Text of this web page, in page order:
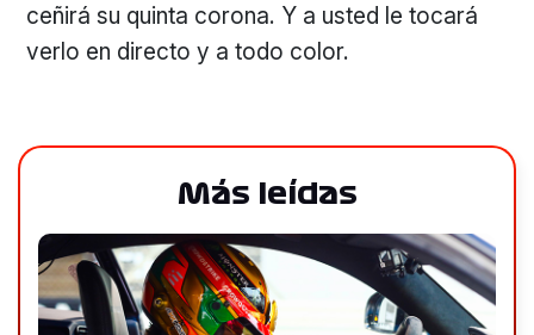
ceñirá su quinta corona. Y a usted le tocará
verlo en directo y a todo color.
Más leídas